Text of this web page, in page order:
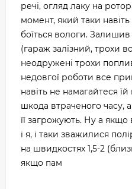
речі, огляд лаку на
момент, який таки
боїться вологи. Залишив
(гараж залізний, трохи
неодружені трохи
недовгої роботи все
навіть не намагайтеся
шкода втраченого часу,
її загрожують. Ну а
і я, і таки зважилися
на швидкостях 1,5-2
якщо пам